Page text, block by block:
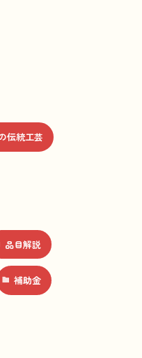
伝統工芸
品目解説
補助金